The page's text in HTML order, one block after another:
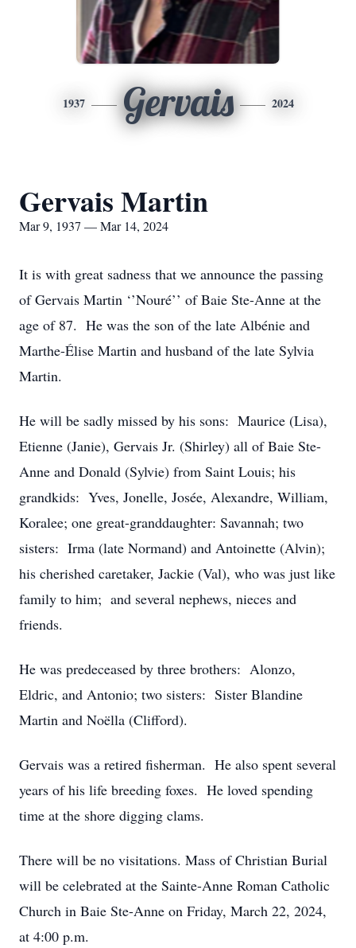
1937 Gervais 2024
Gervais Martin
Mar 9, 1937 — Mar 14, 2024
It is with great sadness that we announce the passing
of Gervais Martin ‘’Nouré’’ of Baie Ste-Anne at the
age of 87. He was the son of the late Albénie and
Marthe-Élise Martin and husband of the late Sylvia
Martin.
He will be sadly missed by his sons: Maurice (Lisa),
Etienne (Janie), Gervais Jr. (Shirley) all of Baie Ste-
Anne and Donald (Sylvie) from Saint Louis; his
grandkids: Yves, Jonelle, Josée, Alexandre, William,
Koralee; one great-granddaughter: Savannah; two
sisters: Irma (late Normand) and Antoinette (Alvin);
his cherished caretaker, Jackie (Val), who was just like
family to him; and several nephews, nieces and
friends.
He was predeceased by three brothers: Alonzo,
Eldric, and Antonio; two sisters: Sister Blandine
Martin and Noëlla (Clifford).
Gervais was a retired fisherman. He also spent several
years of his life breeding foxes. He loved spending
time at the shore digging clams.
There will be no visitations. Mass of Christian Burial
will be celebrated at the Sainte-Anne Roman Catholic
Church in Baie Ste-Anne on Friday, March 22, 2024,
at 4:00 p.m.